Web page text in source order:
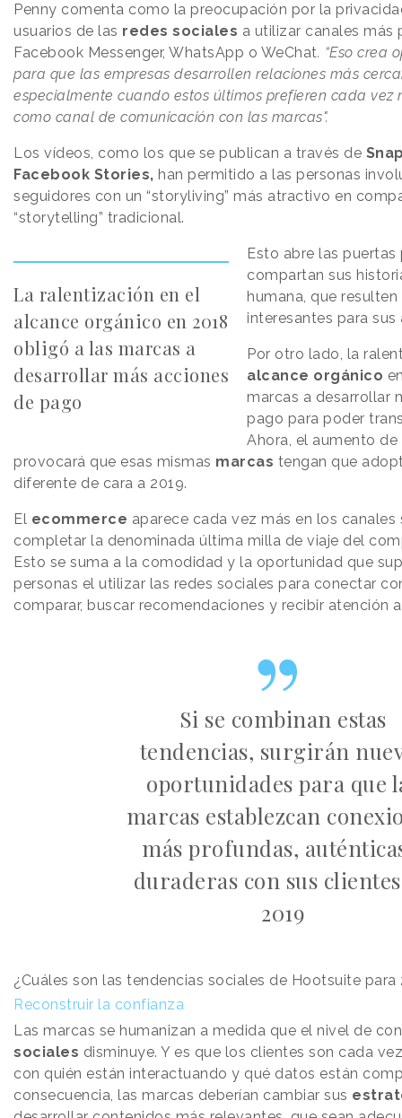
Penny comenta como la preocupación por la
usuarios de las redes sociales a utilizar canales más
Facebook Messenger, WhatsApp o WeChat. “Eso crea
para que las empresas desarrollen relaciones más
especialmente cuando estos últimos prefieren cada vez
como canal de comunicación con las marcas".
Los vídeos, como los que se publican a través de
Facebook Stories, han permitido a las personas
seguidores con un “storyliving” más atractivo en
“storytelling” tradicional.
La ralentización en el
alcance orgánico en 2018
obligó a las marcas a
desarrollar más acciones
de pago
Esto abre las
compartan sus
humana, que
interesantes para sus
Por otro lado, la
alcance orgánico
marcas a desarrollar
pago para poder
Ahora, el aumento
provocará que esas mismas marcas tengan que
diferente de cara a 2019.
El ecommerce aparece cada vez más en los canales
completar la denominada última milla de viaje del
Esto se suma a la comodidad y la oportunidad que
personas el utilizar las redes sociales para conectar
comparar, buscar recomendaciones y recibir atención
Si se combinan estas
tendencias, surgirán
oportunidades para que
marcas establezcan
más profundas,
duraderas con sus
2019
¿Cuáles son las tendencias sociales de Hootsuite para
Reconstruir la confianza
Las marcas se humanizan a medida que el nivel de
sociales disminuye. Y es que los clientes son cada
con quién están interactuando y qué datos están
consecuencia, las marcas deberían cambiar sus